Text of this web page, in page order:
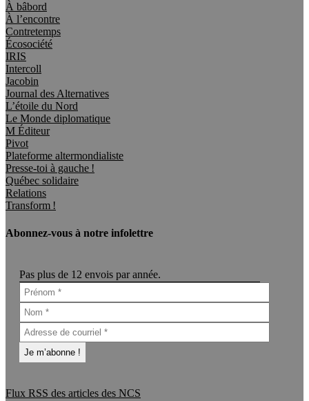
À bâbord
À l’encontre
Contretemps
Écosociété
IRIS
Intercoll
Jacobin
Journal des Alternatives
L’étoile du Nord
Le Monde diplomatique
M Éditeur
Pivot
Plateforme altermondialiste
Presse-toi à gauche !
Québec solidaire
Relations
Transform !
Abonnez-vous à notre infolettre
Pas plus de 12 envois par année.
Flux RSS des articles des NCS